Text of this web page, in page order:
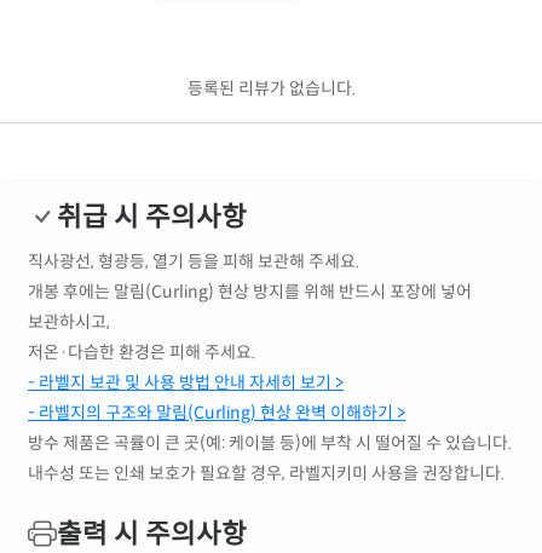
등록된 리뷰가 없습니다.
취급 시 주의사항
직사광선, 형광등, 열기 등을 피해 보관해 주세요.
개봉 후에는 말림(Curling) 현상 방지를 위해 반드시 포장에 넣어
보관하시고,
저온·다습한 환경은 피해 주세요.
- 라벨지 보관 및 사용 방법 안내 자세히 보기 >
- 라벨지의 구조와 말림(Curling) 현상 완벽 이해하기 >
방수 제품은 곡률이 큰 곳(예: 케이블 등)에 부착 시 떨어질 수 있습니다.
내수성 또는 인쇄 보호가 필요할 경우, 라벨지키미 사용을 권장합니다.
출력 시 주의사항